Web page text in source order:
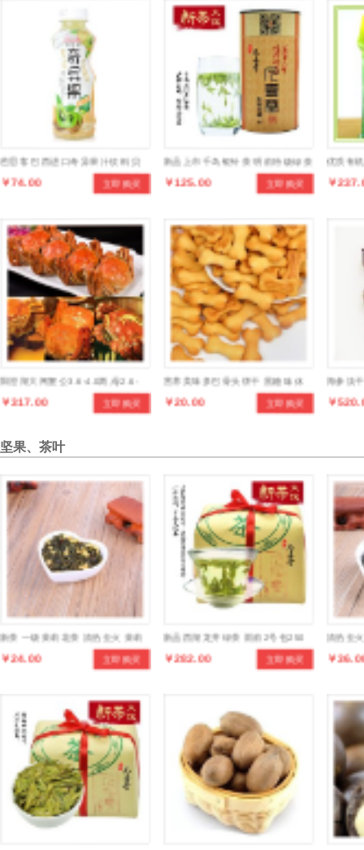
芭思客 巴西进口奇异果汁饮料 贝
奇猕猴桃饮料OEM代加工饮品
立即购买
￥74.00
新品上市千岛银针茶 明前特级绿茶
100克罐装正品茶叶 立即购买
￥125.00
优质有
￥
阳澄湖大闸蟹公3.6-4.0两,母2.6-
3.0两共8只 立即购买
￥317.00
营养美味多巴骨头饼干 黑糖味 休
闲食品 立即购买
￥20.00
海参淡
鲜干货
￥
坚果、茶叶
新茶 一级茉莉花茶 清热去火 茉莉
花茶 立即购买
￥24.00
新品西湖龙井绿茶 雨前2号包250
克传统纸包茶叶 立即购买
￥282.00
清热去
￥